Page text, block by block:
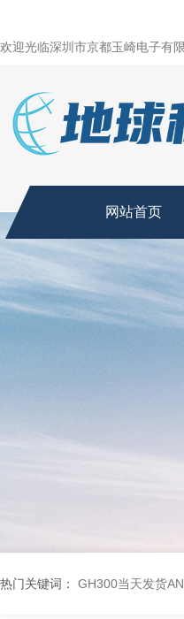
欢迎光临深圳市京都玉崎电子有
网站首页
热门关键词： GH300当天发货